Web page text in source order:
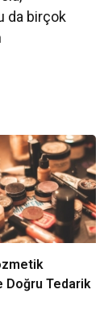
da birçok
Doğru Tedarik